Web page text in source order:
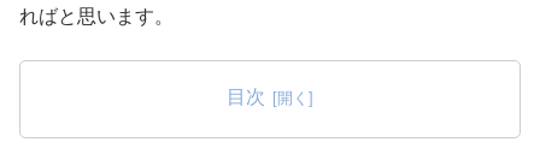
ればと思います。
目次